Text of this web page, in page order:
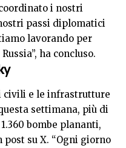
i nostri
passi diplomatici
lavorando per
ha concluso.
civili e le infrastrutture
settimana, più di
bombe plananti,
su X. “Ogni giorno